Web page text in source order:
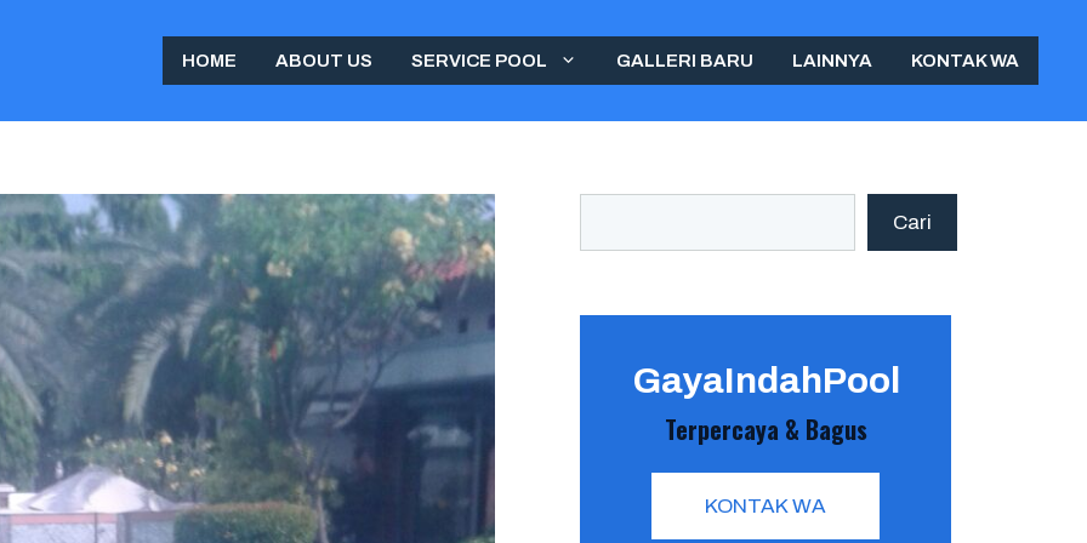
HOME ABOUT US SERVICE POOL GALLERI BARU LAINNYA KONTAK WA
Cari
GayaIndahPool
Terpercaya & Bagus
KONTAK WA